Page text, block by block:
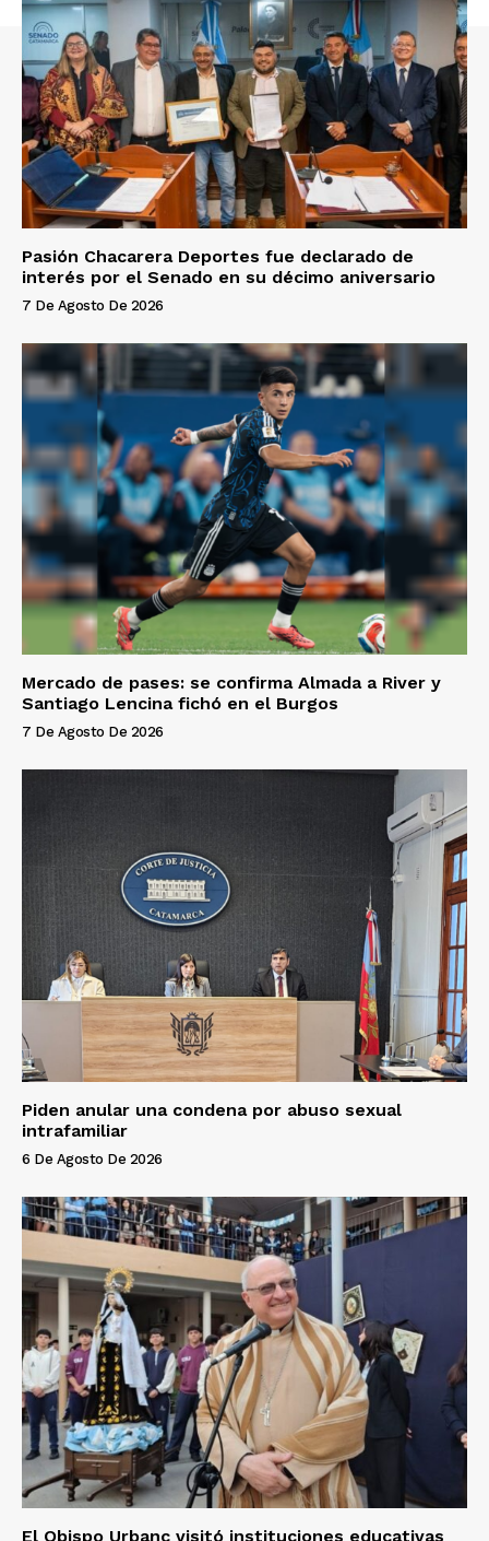
Pasión Chacarera Deportes fue declarado de
interés por el Senado en su décimo aniversario
7 De Agosto De 2026
Mercado de pases: se confirma Almada a River y
Santiago Lencina fichó en el Burgos
7 De Agosto De 2026
Piden anular una condena por abuso sexual
intrafamiliar
6 De Agosto De 2026
El Obispo Urbanc visitó instituciones educativas